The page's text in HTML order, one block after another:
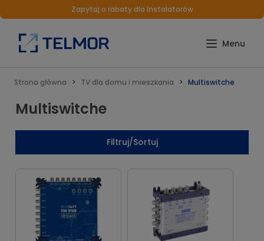
Zapytaj o rabaty dla Instalatorów
Strona główna TV dla domu i mieszkania Multiswitche
Multiswitche
Filtruj/Sortuj